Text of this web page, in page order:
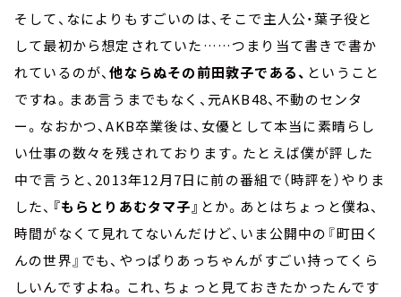
そして、なによりもすごいのは、そこで主人公・葉子役と
して最初から想定されていた……つまり当て書きで書か
れているのが、他ならぬその前田敦子である、 ということ
ですね。まあ言うまでもなく、元AKB48、不動のセンタ
ー。なおかつ、AKB卒業後は、女優として本当に素晴らし
い仕事の数々を残されております。たとえば僕が評した
中で言うと、2013年12月7日に前の番組で（時評を）やりま
した、 『もらとりあむタマ子』 とか。あとはちょっと僕ね、
時間がなくて見れてないんだけど、いま公開中の『町田く
んの世界』でも、やっぱりあっちゃんがすごい持ってくら
しいんですよね。これ、ちょっと見ておきたかったんです